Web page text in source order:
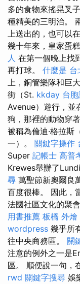
多的食物來搖晃叉
種精美的三明治。
上送出的，也可以
幾十年來，皇家蛋
人 在第一個晚上找
再打球。 什麼是 台
上，銅管樂隊和巨
街（St. kkday 台胞
Avenue）遊行，並
狗，那裡的動物穿
被稱為倫迪·格拉斯
一）。 關鍵字操作
Super 記帳士 高普
Krewes舉辦了Lundi
尋 萬聖節新奧爾良
百度很棒。 因此，
法國社區文化的聚
用書推薦 板橋 外燴
wordpress 幾乎所
往中央商務區。 關
注意的例外之一是
區。 順便說一句，
rwd 關鍵字搜尋 娛